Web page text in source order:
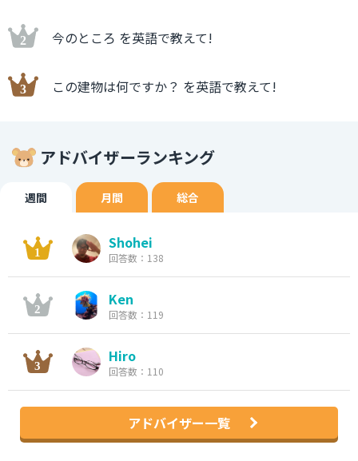
今のところ を英語で教えて!
この建物は何ですか？ を英語で教えて!
アドバイザーランキング
週間 月間 総合
Shohei
回答数：138
Ken
回答数：119
Hiro
回答数：110
アドバイザー一覧